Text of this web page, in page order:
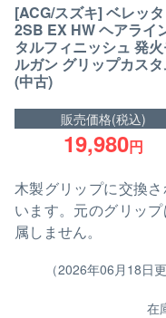
[ACG/スズキ] ベレッ
2SB EX HW ヘアライ
タルフィニッシュ 発
ルガン グリップカス
(中古)
販売価格(税込)
19,980円
木製グリップに交換さ
います。元のグリッ
属しません。
（2026年06月18日更
在